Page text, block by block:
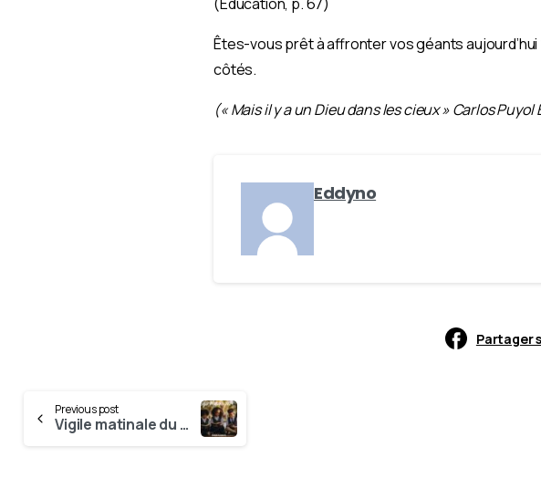
Êtes-vous prêt à affronter vos géants aujourd’hui
côtés.
(« Mais il y a un Dieu dans les cieux » Carlos Puyol
Eddyno
Partager
Previous post
Vigile matinale du 26 Avril